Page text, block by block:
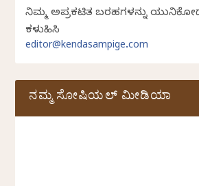
ನಿಮ್ಮ ಅಪ್ರಕಟಿತ ಬರಹಗಳನ್ನು
ಕಳುಹಿಸಿ
editor@kendasampige.com
ನಮ್ಮ ಸೋಷಿಯಲ್‌ ಮೀಡಿಯಾ